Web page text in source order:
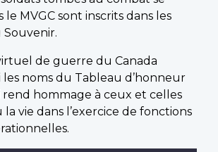
MVGC sont inscrits dans les
Souvenir.
de guerre du Canada
les noms du Tableau d’honneur
rend hommage à ceux et celles
vie dans l’exercice de fonctions